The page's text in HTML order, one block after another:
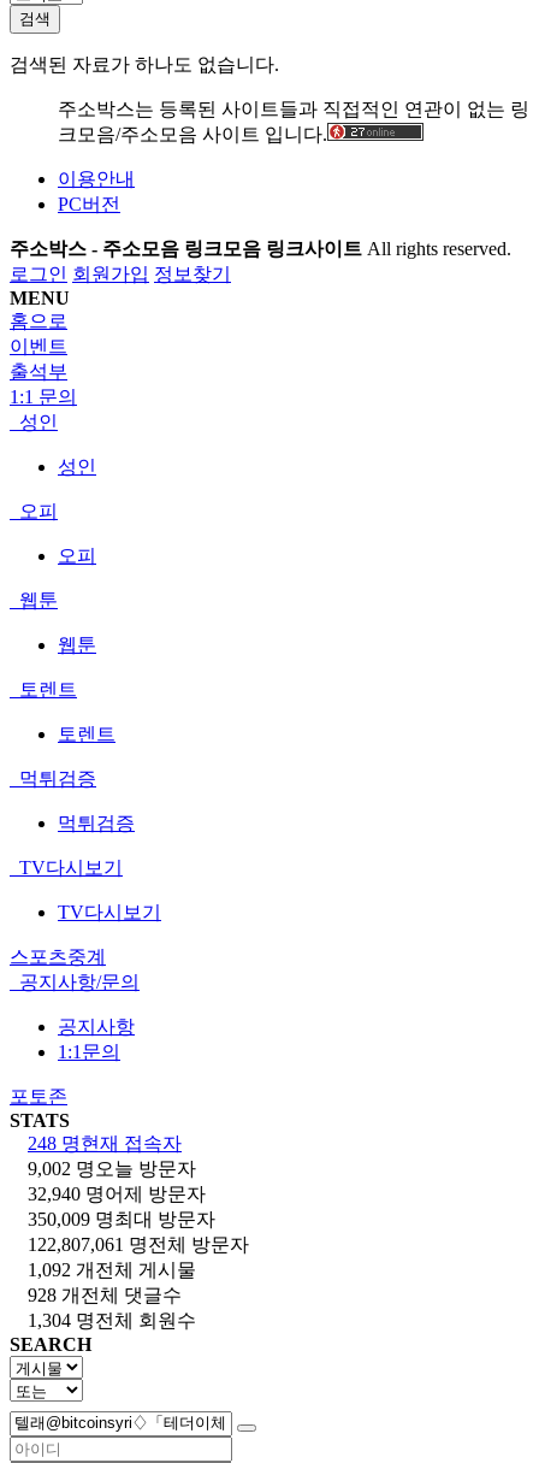
검색
검색된 자료가 하나도 없습니다.
주소박스는 등록된 사이트들과 직접적인 연관이 없는 링
크모음/주소모음 사이트 입니다.
이용안내
PC버전
주소박스 - 주소모음 링크모음 링크사이트 All rights reserved.
로그인 회원가입 정보찾기
MENU
홈으로
이벤트
출석부
1:1 문의
성인
성인
오피
오피
웹툰
웹툰
토렌트
토렌트
먹튀검증
먹튀검증
TV다시보기
TV다시보기
스포츠중계
공지사항/문의
공지사항
1:1문의
포토존
STATS
248 명현재 접속자
9,002 명 오늘 방문자
32,940 명어제 방문자
350,009 명최대 방문자
122,807,061 명전체 방문자
1,092 개 전체 게시물
928 개 전체 댓글수
1,304 명전체 회원수
SEARCH